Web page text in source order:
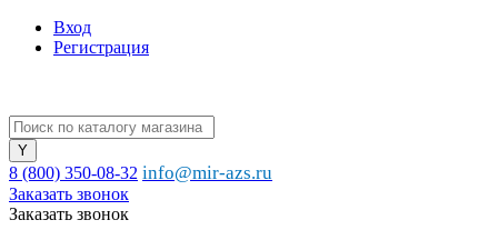
Вход
Регистрация
8 (800) 350-08-32 info@mir-azs.ru
Заказать звонок
Заказать звонок